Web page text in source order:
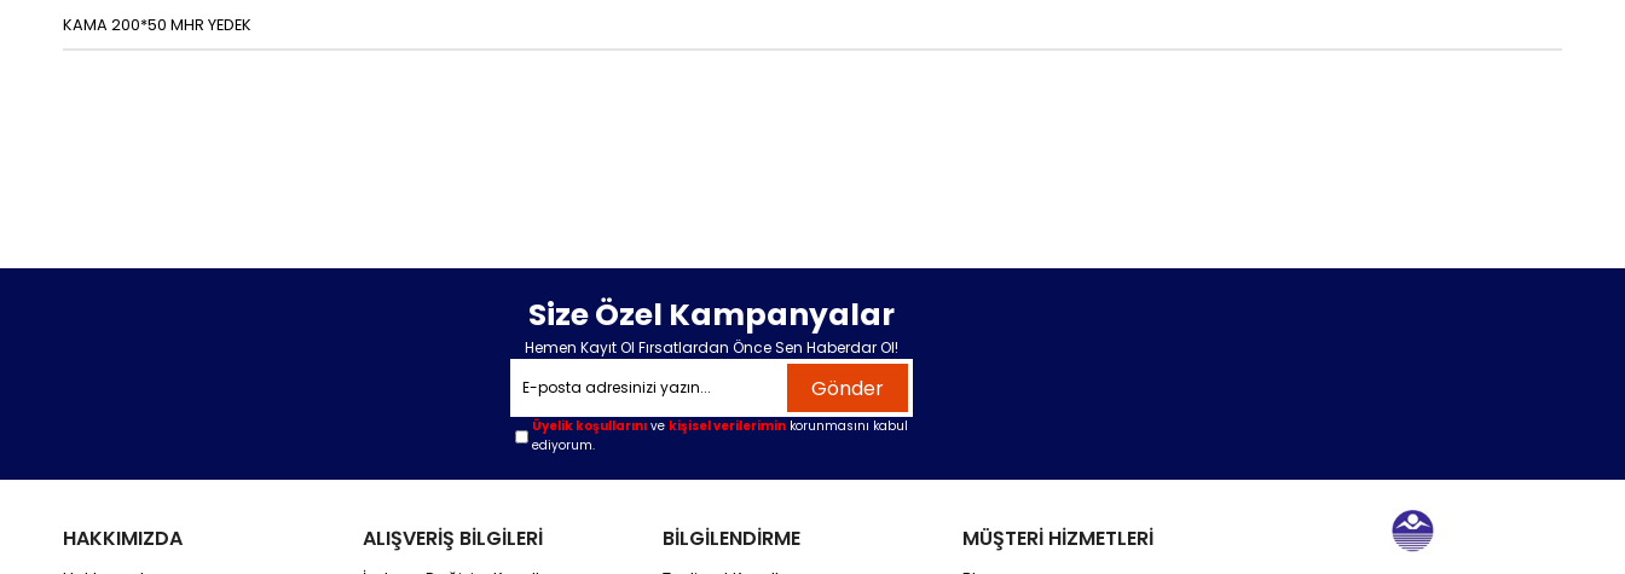
KAMA 200*50 MHR YEDEK
Size Özel Kampanyalar
Hemen Kayıt Ol Fırsatlardan Önce Sen Haberdar Ol!
Gönder
Üyelik koşullarını ve kişisel verilerimin korunmasını kabul
ediyorum.
HAKKIMIZDA ALIŞVERİŞ BİLGİLERİ BİLGİLENDİRME MÜŞTERİ HİZMETLERİ